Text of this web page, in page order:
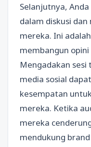
Selanjutnya,
dalam diskusi
mereka. Ini
membangun
Mengadakan
media sosial
kesempatan
mereka. Ketika
mereka
mendukung